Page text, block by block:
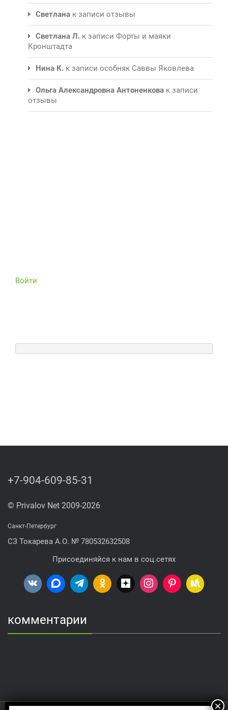
Светлана к записи отзывы
Светлана Л. к записи Форты и маяки
Кронштадта
Нина К. к записи особняк Саввы Яковлева
Ольга Александровна Антоненкова к записи
отзывы
Войти
+7-904-609-85-31
© Privalov Net 2009-2026
Санкт-Петербург
СЗ Токарева А.О. № 780532632508
Присоединяйся к нам в соц.сетях
комментарии